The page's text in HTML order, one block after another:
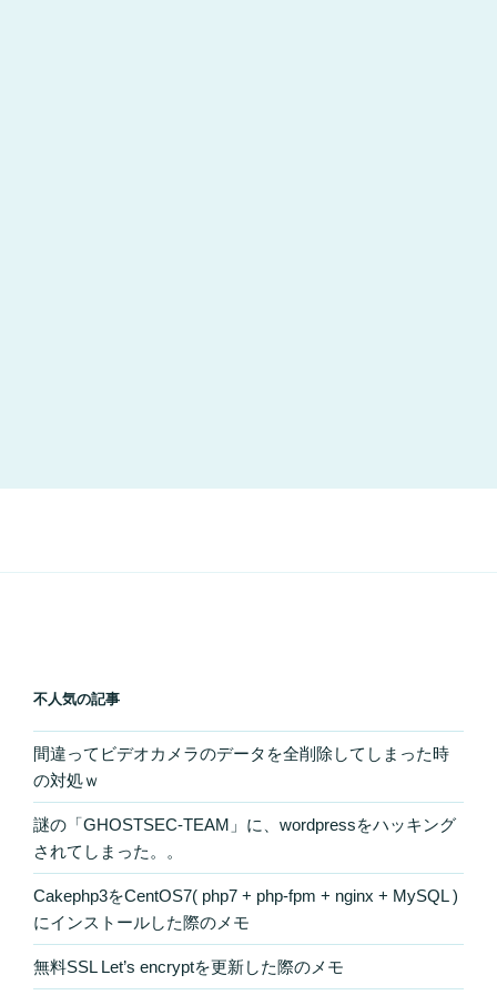
不人気の記事
間違ってビデオカメラのデータを全削除してしまった時
の対処ｗ
謎の「GHOSTSEC-TEAM」に、wordpressをハッキング
されてしまった。。
Cakephp3をCentOS7( php7 + php-fpm + nginx + MySQL )
にインストールした際のメモ
無料SSL Let’s encryptを更新した際のメモ